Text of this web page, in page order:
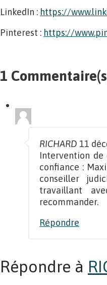
LinkedIn : https://
Pinterest : https://
1
RICHARD 11
Intervention de
confiance :
conseiller
travaillant
recommander.
Répondre
Répondre à